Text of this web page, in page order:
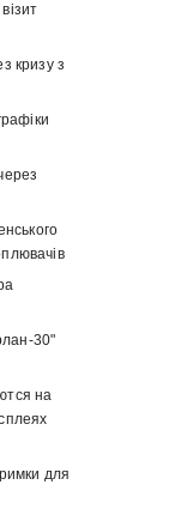
кризу з
30"
на
для